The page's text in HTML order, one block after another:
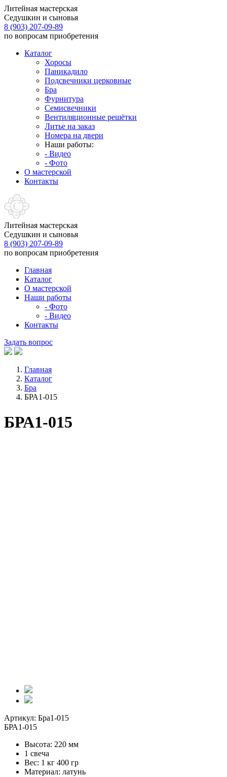
Литейная мастерская
Седушкин и сыновья
8 (903) 207-09-89
по вопросам приобретения
Каталог
Хоросы
Паникадило
Подсвечники церковные
Бра
Фурнитура
Семисвечники
Вентиляционные решётки
Литье на заказ
Номера на двери
Наши работы:
- Видео
- Фото
О мастерской
Контакты
Литейная мастерская
Седушкин и сыновья
8 (903) 207-09-89
по вопросам приобретения
Главная
Каталог
О мастерской
Наши работы
- Фото
- Видео
Контакты
Задать вопрос
Главная
Каталог
Бра
БРА1-015
БРА1-015
Артикул: Бра1-015
БРА1-015
Высота: 220 мм
1 свеча
Вес: 1 кг 400 гр
Материал: латунь